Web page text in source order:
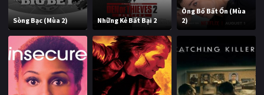
Sòng Bạc (Mùa 2) Những Kẻ Bất Bại 2
Ông Bố Bất Ổn (Mùa
2)